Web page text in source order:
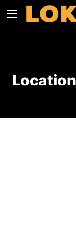
Location